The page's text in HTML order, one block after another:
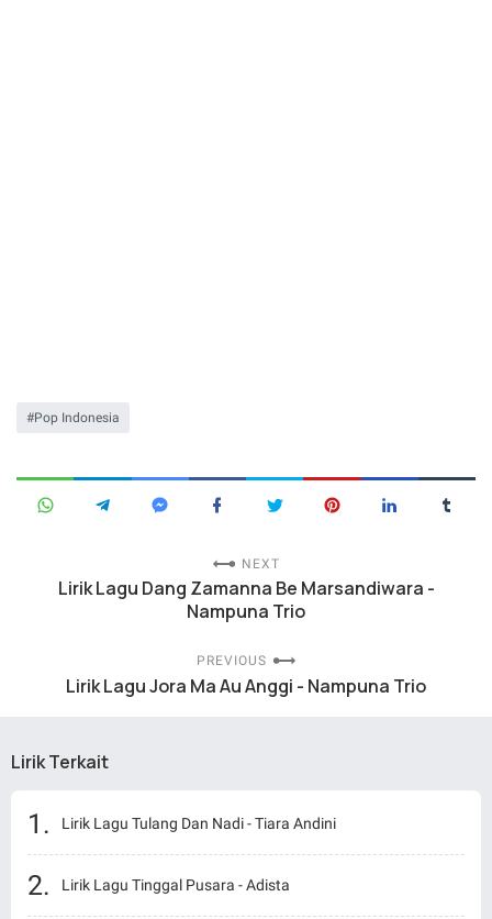
Pop Indonesia
NEXT
Lirik Lagu Dang Zamanna Be Marsandiwara -
Nampuna Trio
PREVIOUS
Lirik Lagu Jora Ma Au Anggi - Nampuna Trio
Lirik Terkait
Lirik Lagu Tulang Dan Nadi - Tiara Andini
Lirik Lagu Tinggal Pusara - Adista